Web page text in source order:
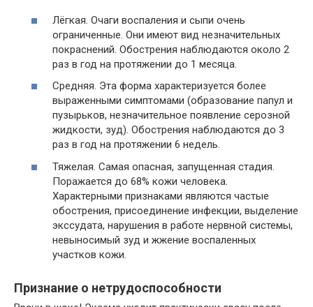
Лёгкая. Очаги воспаления и сыпи очень
ограниченные. Они имеют вид незначительных
покраснений. Обострения наблюдаются около 2
раз в год на протяжении до 1 месяца.
Средняя. Эта форма характеризуется более
выраженными симптомами (образование папул и
пузырьков, незначительное появление серозной
жидкости, зуд). Обострения наблюдаются до 3
раз в год на протяжении 6 недель.
Тяжелая. Самая опасная, запущенная стадия.
Поражается до 68% кожи человека.
Характерными признаками являются частые
обострения, присоединение инфекции, выделение
экссудата, нарушения в работе нервной системы,
невыносимый зуд и жжение воспаленных
участков кожи.
Признание о нетрудоспособности